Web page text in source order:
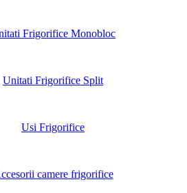
Frigorifice Monobloc
Unitati Frigorifice Split
Usi Frigorifice
camere frigorifice